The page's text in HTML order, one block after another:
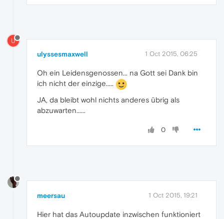
U
ulyssesmaxwell 1 Oct 2015, 06:25
Oh ein Leidensgenossen... na Gott sei Dank bin
ich nicht der einzige.....
JA, da bleibt wohl nichts anderes übrig als
abzuwarten......
0
meersau 1 Oct 2015, 19:21
Hier hat das Autoupdate inzwischen funktioniert